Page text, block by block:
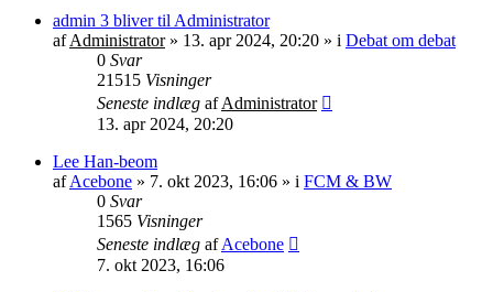
admin 3 bliver til Administrator
afAdministrator» 13. apr 2024, 20:20 » i Debat om debat
0 Svar
21515 Visninger
Seneste indlæg afAdministrator
13. apr 2024, 20:20
Lee Han-beom
afAcebone » 7. okt 2023, 16:06 » i FCM & BW
0 Svar
1565 Visninger
Seneste indlæg afAcebone
7. okt 2023, 16:06